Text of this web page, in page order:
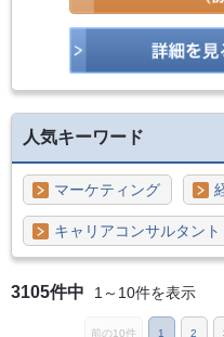
人気キーワード
マーケティング
キャリアコンサルタント
3105件中 1～10件を表示
前の10件 1 2